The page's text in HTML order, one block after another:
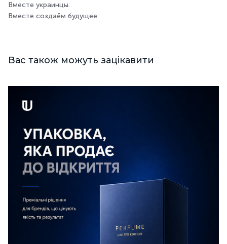
Вместе украинцы.
Вместе создаём будущее.
Вас також можуть зацікавити